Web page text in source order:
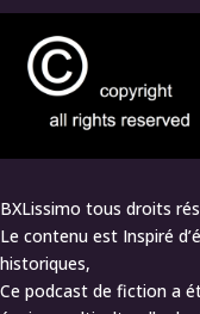
BXLissimo tous droits
Le contenu est Inspiré
historiques,
Ce podcast de fiction a